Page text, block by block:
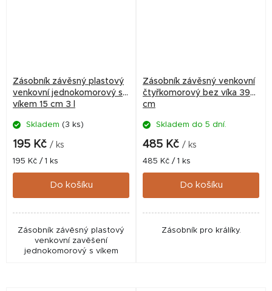
Zásobník závěsný plastový
venkovní jednokomorový s
víkem 15 cm 3 l
Skladem (3 ks)
195 Kč / ks
Měrná
cena:
195 Kč / 1 ks
Do košíku
Zásobník závěsný plastový
venkovní zavěšení
jednokomorový s víkem
Zásobník závěsný venkovní
čtyřkomorový bez víka 39
cm
Skladem do 5 dní.
485 Kč / ks
Měrná
cena:
485 Kč / 1 ks
Do košíku
Zásobník pro králíky.